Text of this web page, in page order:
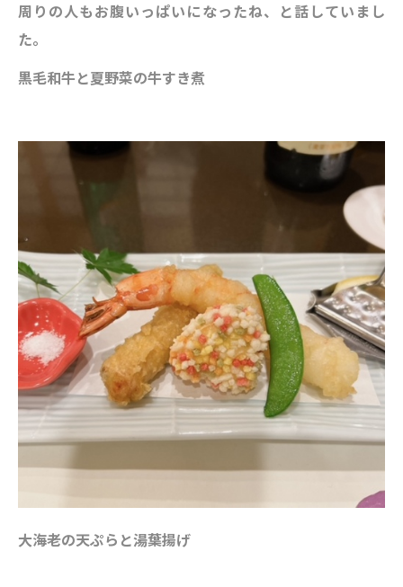
周りの人もお腹いっぱいになったね、と話していまし
た。
黒毛和牛と夏野菜の牛すき煮
大海老の天ぷらと湯葉揚げ